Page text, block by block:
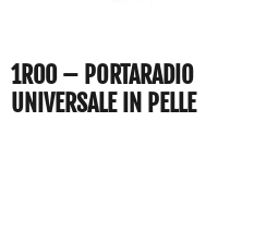
1R00 – PORTARADIO
UNIVERSALE IN PELLE